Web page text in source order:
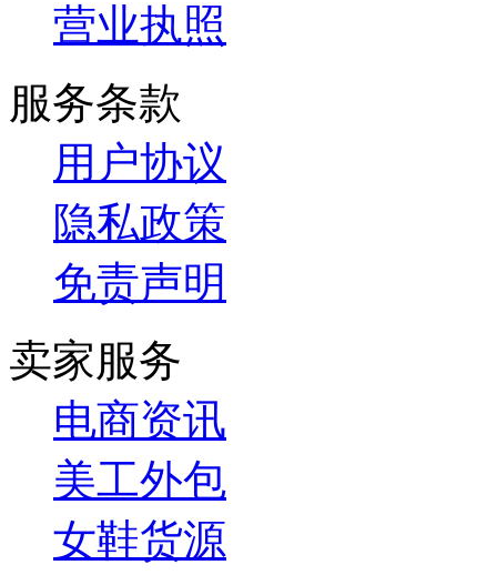
营业执照
服务条款
用户协议
隐私政策
免责声明
卖家服务
电商资讯
美工外包
女鞋货源